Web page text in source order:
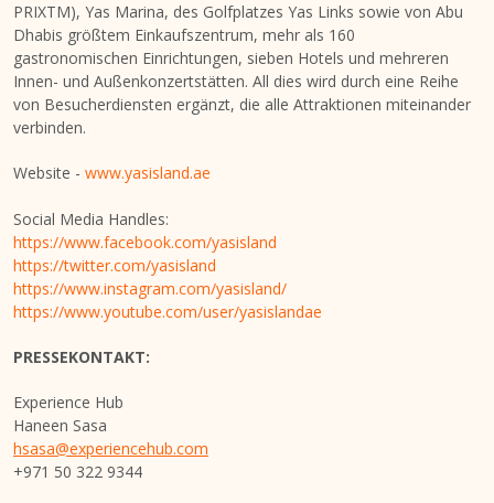
PRIXTM), Yas Marina, des Golfplatzes Yas Links sowie von Abu
Dhabis größtem Einkaufszentrum, mehr als 160
gastronomischen Einrichtungen, sieben Hotels und mehreren
Innen- und Außenkonzertstätten. All dies wird durch eine Reihe
von Besucherdiensten ergänzt, die alle Attraktionen miteinander
verbinden.
Website - www.yasisland.ae
Social Media Handles:
https://www.facebook.com/yasisland
https://twitter.com/yasisland
https://www.instagram.com/yasisland/
https://www.youtube.com/user/yasislandae
PRESSEKONTAKT:
Experience Hub
Haneen Sasa
hsasa@experiencehub.com
+971 50 322 9344